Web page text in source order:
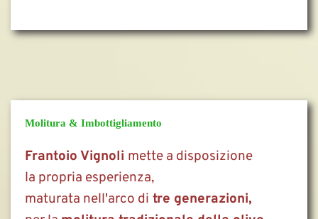
Molitura & Imbottigliamento
Frantoio Vignoli mette a disposizione
la propria esperienza,
maturata nell'arco di tre generazioni,